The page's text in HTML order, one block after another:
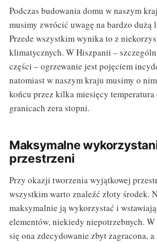
Podczas budowania domu w naszym
musimy zwrócić uwagę na bardzo dużą
Przede wszystkim wynika to z
klimatycznych. W Hiszpanii –
części – ogrzewanie jest pojęciem
natomiast w naszym kraju musimy o
końcu przez kilka miesięcy
granicach zera stopni.
Maksymalne
przestrzeni
Przy okazji tworzenia wyjątkowej
wszystkim warto znaleźć złoty środek.
maksymalnie ją wykorzystać i
elementów, niekiedy niepotrzebnych. W
się ona zdecydowanie zbyt zagracona,